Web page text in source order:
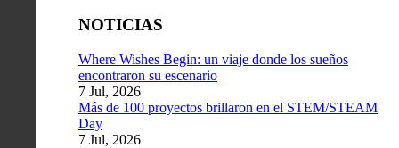
NOTICIAS
Where Wishes Begin: un viaje donde los sueños
encontraron su escenario
7 Jul, 2026
Más de 100 proyectos brillaron en el STEM/STEAM
Day
7 Jul, 2026